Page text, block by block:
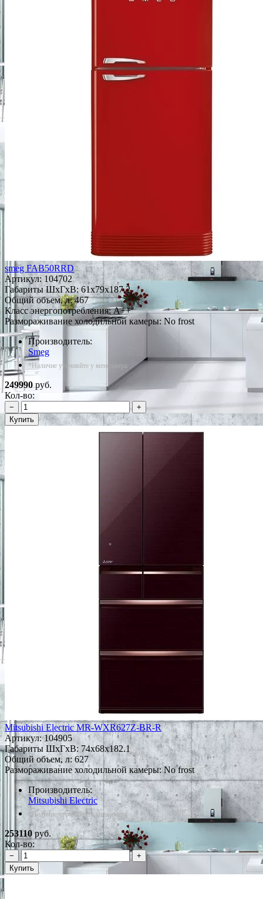
smeg FAB50RRD
Артикул:104702
Габариты ШxГxВ: 61x79x187.2
Общий объем, л: 467
Класс энергопотребления: A++
Размораживание холодильной камеры: No frost
Производитель:
Smeg
*Наличие уточняйте у менеджера
249990руб.
Кол-во:
−
+
Купить
Mitsubishi Electric MR-WXR627Z-BR-R
Артикул:104905
Габариты ШxГxВ: 74x68x182.1
Общий объем, л: 627
Размораживание холодильной камеры: No frost
Производитель:
Mitsubishi Electric
*Наличие уточняйте у менеджера
253110руб.
Кол-во:
−
+
Купить